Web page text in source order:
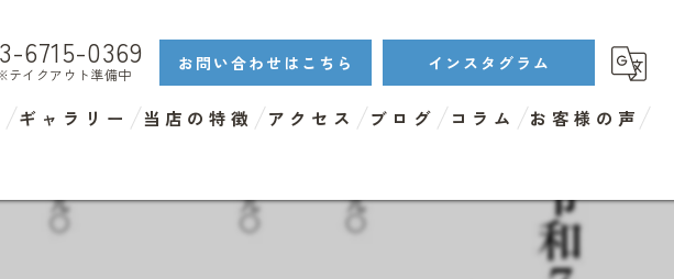
6715-0369
テイクアウト準備中
お問い合わせはこちら インスタグラム
ギャラリー 当店の特徴 アクセス ブログ コラム お客様の声